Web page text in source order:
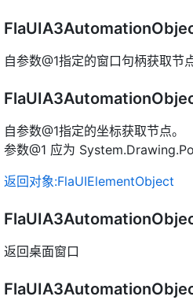
自参数@1指定的窗口句柄获取节
自参数@1指定的坐标获取节点。
参数@1 应为
返回对象:FlaUIElementObject
返回桌面窗口